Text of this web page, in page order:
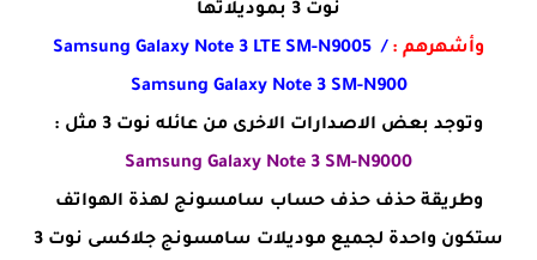
نوت 3 بموديلاتها
وأشهرهم : Samsung Galaxy Note 3 LTE SM-N9005 /
Samsung Galaxy Note 3 SM-N900
وتوجد بعض الاصدارات الاخرى من عائله نوت 3 مثل :
Samsung Galaxy Note 3 SM-N9000
وطريقة حذف حذف حساب سامسونج لهذة الهواتف
ستكون واحدة لجميع موديلات سامسونج جلاكسى نوت 3